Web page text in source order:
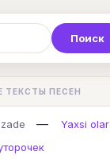
Ф Х
O P
ТЕКСТЫ ПЕСЕН
—
Yaxsi olar